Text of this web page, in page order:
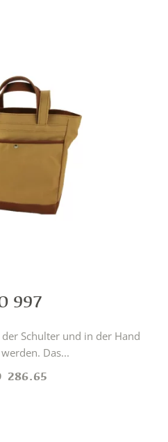
997
Schulter und in der Hand
Das...
286.65